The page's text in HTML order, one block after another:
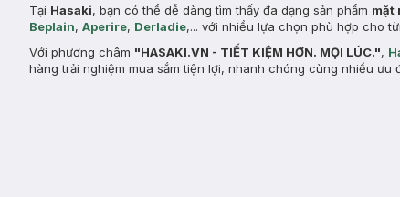
Tại Hasaki, bạn có thể dễ dàng tìm thấy đa dạng sản phẩm mặt
Beplain, Aperire, Derladie,... với nhiều lựa chọn phù hợp cho
Với phương châm "HASAKI.VN - TIẾT KIỆM HƠN. MỌI LÚC.",
hàng trải nghiệm mua sắm tiện lợi, nhanh chóng cùng nhiều ưu